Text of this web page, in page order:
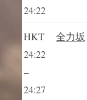
24:22
HKT
24:22
–
24:27
全力坂